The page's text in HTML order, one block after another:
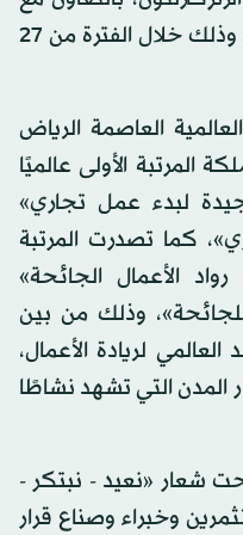
الشبكة العالمية لريادة الأعمال، وذلك خلال الفترة من 27
العاصمة الرياض
المرتبة الأولى عالميًا
لبدء عمل تجاري»
كما تصدرت المرتبة
الأعمال الجائحة»
وذلك من بين
لريادة الأعمال،
التي تشهد نشاطًا
شعار «نعيد - نبتكر -
وخبراء وصناع قرار